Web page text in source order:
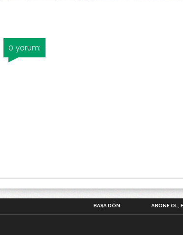
0 yorum:
BAŞA DÖN ABONE OL,